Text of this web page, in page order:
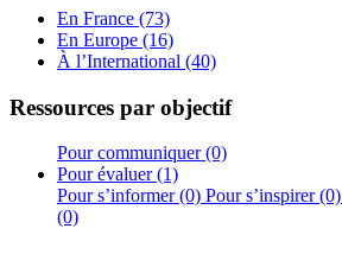
En France (73)
En Europe (16)
À l’International (40)
Ressources par objectif
Pour communiquer (0)
Pour évaluer (1)
Pour s’informer (0) Pour s’inspirer (0)
(0)